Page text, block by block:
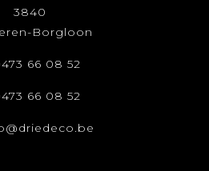
3840
Borgloon
66 08 52
66 08 52